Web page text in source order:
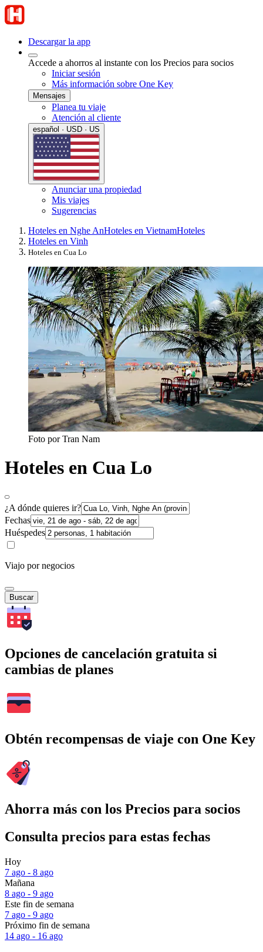
Descargar la app
Accede a ahorros al instante con los Precios para socios
Iniciar sesión
Más información sobre One Key
Mensajes
Planea tu viaje
Atención al cliente
español · USD · US
Anunciar una propiedad
Mis viajes
Sugerencias
Hoteles en Nghe AnHoteles en VietnamHoteles
Hoteles en Vinh
Hoteles en Cua Lo
Foto por Tran Nam
Hoteles en Cua Lo
¿A dónde quieres ir?
Fechas
Huéspedes
Viajo por negocios
Buscar
Opciones de cancelación gratuita si
cambias de planes
Obtén recompensas de viaje con One Key
Ahorra más con los Precios para socios
Consulta precios para estas fechas
Hoy
7 ago - 8 ago
Mañana
8 ago - 9 ago
Este fin de semana
7 ago - 9 ago
Próximo fin de semana
14 ago - 16 ago